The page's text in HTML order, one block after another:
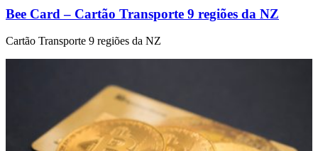
Bee Card – Cartão Transporte 9 regiões da NZ
Cartão Transporte 9 regiões da NZ